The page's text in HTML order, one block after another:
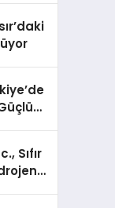
Sıfır